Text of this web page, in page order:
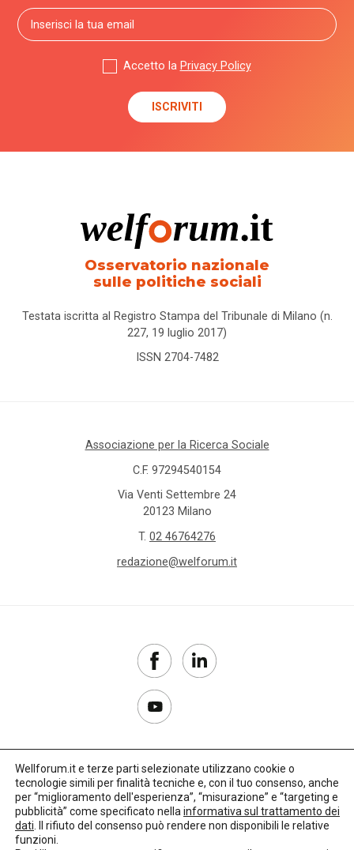
Accetto la Privacy Policy
Osservatorio nazionale
sulle politiche sociali
Testata iscritta al Registro Stampa del Tribunale di Milano (n.
227, 19 luglio 2017)
ISSN 2704-7482
Associazione per la Ricerca Sociale
C.F. 97294540154
Via Venti Settembre 24
20123 Milano
T. 02 46764276
redazione@welforum.it
Copyright 2017–2026
Privacy Policy
Wellforum.it e terze parti selezionate utilizzano cookie o
tecnologie simili per finalità tecniche e, con il tuo consenso, anche
per “miglioramento dell'esperienza”, “misurazione” e “targeting e
pubblicità” come specificato nella informativa sul trattamento dei
dati . Il rifiuto del consenso può rendere non disponibili le relative
funzioni.